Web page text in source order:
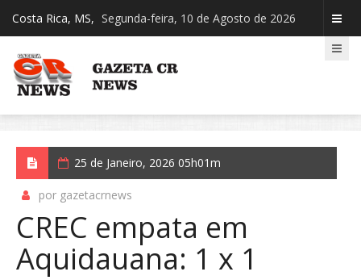
Costa Rica, MS, Segunda-feira, 10 de Agosto de 2026
25 de Janeiro, 2026 05h01m
por gazetacrnews
CREC empata em
Aquidauana: 1 x 1